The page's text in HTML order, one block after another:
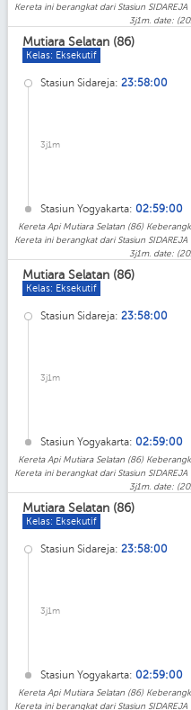
Kereta ini berangkat dari Stasiun
3j1m. date:
Mutiara Selatan (86)
Kelas: Eksekutif
Stasiun Sidareja: 23:58:00
3j1m
Stasiun Yogyakarta: 02:59:00
Kereta Api Mutiara Selatan (86)
Kereta ini berangkat dari Stasiun
3j1m. date:
Mutiara Selatan (86)
Kelas: Eksekutif
Stasiun Sidareja: 23:58:00
3j1m
Stasiun Yogyakarta: 02:59:00
Kereta Api Mutiara Selatan (86)
Kereta ini berangkat dari Stasiun
3j1m. date:
Mutiara Selatan (86)
Kelas: Eksekutif
Stasiun Sidareja: 23:58:00
3j1m
Stasiun Yogyakarta: 02:59:00
Kereta Api Mutiara Selatan (86)
Kereta ini berangkat dari Stasiun